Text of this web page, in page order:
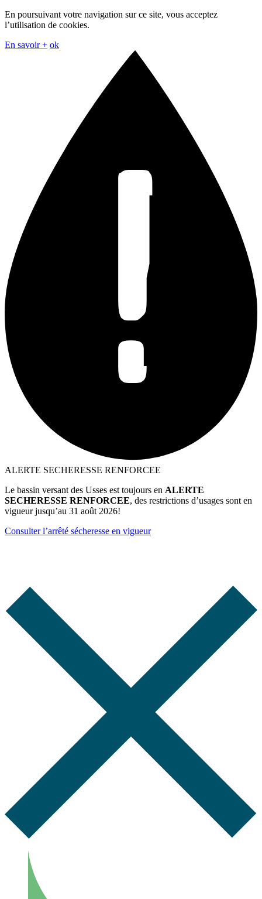
En poursuivant votre navigation sur ce site, vous acceptez
l’utilisation de cookies.
En savoir + ok
ALERTE SECHERESSE RENFORCEE
Le bassin versant des Usses est toujours en ALERTE
SECHERESSE RENFORCEE, des restrictions d’usages sont en
vigueur jusqu’au 31 août 2026!
Consulter l’arrêté sécheresse en vigueur